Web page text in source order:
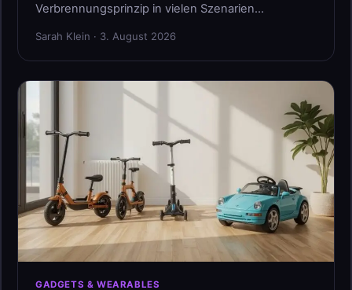
Verbrennungsprinzip in vielen Szenarien…
Sarah Klein · 3. August 2026
GADGETS & WEARABLES